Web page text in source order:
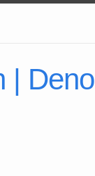
| Deno